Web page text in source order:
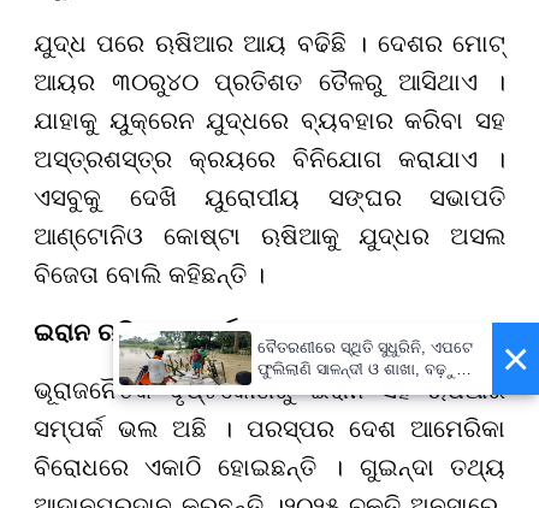
ଯୁଦ୍ଧ ପରେ ଋଷିଆର ଆୟ ବଢିଛି । ଦେଶର ମୋଟ୍
ଆୟର ୩୦ରୁ୪୦ପ୍ରତିଶତ ତୈଳରୁ ଆସିଥାଏ ।
ଯାହାକୁ ୟୁକ୍ରେନ ଯୁଦ୍ଧରେ ବ୍ୟବହାର କରିବା ସହ
ଅସ୍ତ୍ରଶସ୍ତ୍ର କ୍ରୟରେ ବିନିଯୋଗ କରାଯାଏ ।
ଏସବୁକୁ ଦେଖି ୟୁରୋପୀୟ ସଙ୍ଘର ସଭାପତି
ଆଣ୍ଟୋନିଓ କୋଷ୍ଟା ଋଷିଆକୁ ଯୁଦ୍ଧର ଅସଲ
ବିଜେତା ବୋଲି କହିଛନ୍ତି ।
ଇରାନ ଋଷିଆ ସମ୍ପର୍କ
ଭୂରାଜନୈତିକ ଦୃଷ୍ଟିକୋଣରୁ ଇରାନ ସହ ଋଷିଆର
ସମ୍ପର୍କ ଭଲ ଅଛି । ପରସ୍ପର ଦେଶ ଆମେରିକା
ବିରୋଧରେ ଏକାଠି ହୋଇଛନ୍ତି । ଗୁଇନ୍ଦା ତଥ୍ୟ
×
ବୈତରଣୀରେ ସ୍ଥିତି ସୁଧୁରିନି, ଏପଟେ
ଫୁଲିଲାଣି ସାଳନ୍ଦୀ ଓ ଶାଖା, ବଢ଼ୁଛି